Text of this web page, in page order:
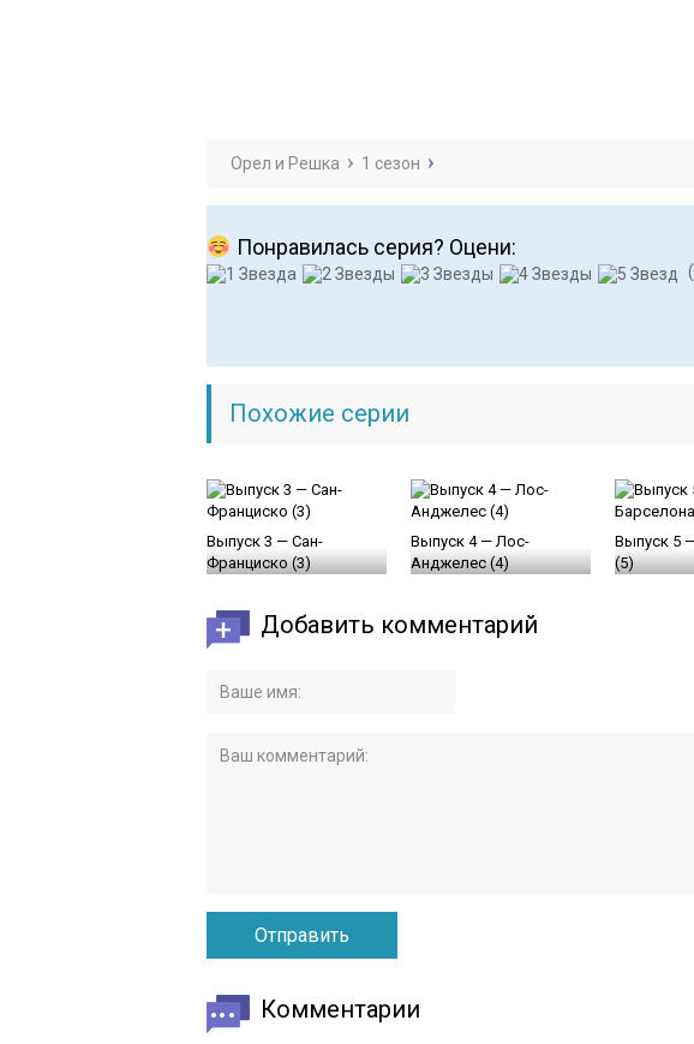
Орел и Решка 1 сезон
Понравилась серия? Оцени:
(
Похожие серии
Выпуск 3 — Сан-
Франциско (3)
Выпуск 4 — Лос-
Анджелес (4)
Выпуск 5
(5)
Добавить комментарий
Комментарии